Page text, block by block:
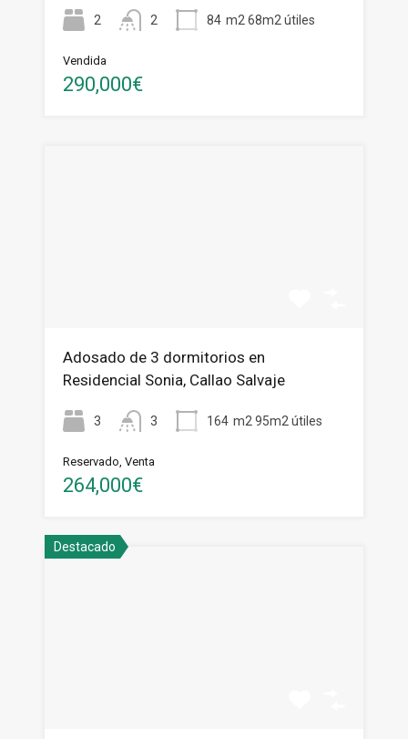
2 2 84 m2 68m2 útiles
Vendida
290,000€
Adosado de 3 dormitorios en
Residencial Sonia, Callao Salvaje
3 3 164 m2 95m2 útiles
Reservado, Venta
264,000€
Destacado